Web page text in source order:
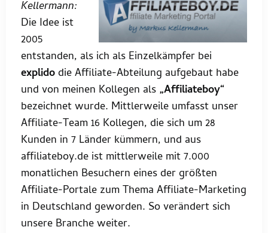
Kellermann:
Die Idee ist
2005
entstanden, als ich als Einzelkämpfer bei
explidodie Affiliate-Abteilung aufgebaut habe
und von meinen Kollegen als „Affiliateboy“
bezeichnet wurde. Mittlerweile umfasst unser
Affiliate-Team 16 Kollegen, die sich um 28
Kunden in 7 Länder kümmern, und aus
affiliateboy.de ist mittlerweile mit 7.000
monatlichen Besuchern eines der größten
Affiliate-Portale zum Thema Affiliate-Marketing
in Deutschland geworden. So verändert sich
unsere Branche weiter.